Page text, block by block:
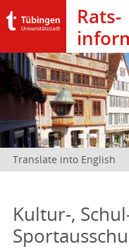
Rats­
Translate into English
Kultur-,